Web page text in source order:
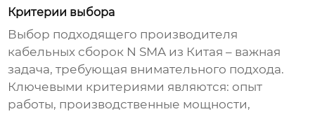
Критерии выбора
Выбор подходящего производителя
кабельных сборок N SMA из Китая – важная
задача, требующая внимательного подхода.
Ключевыми критериями являются: опыт
работы, производственные мощности,